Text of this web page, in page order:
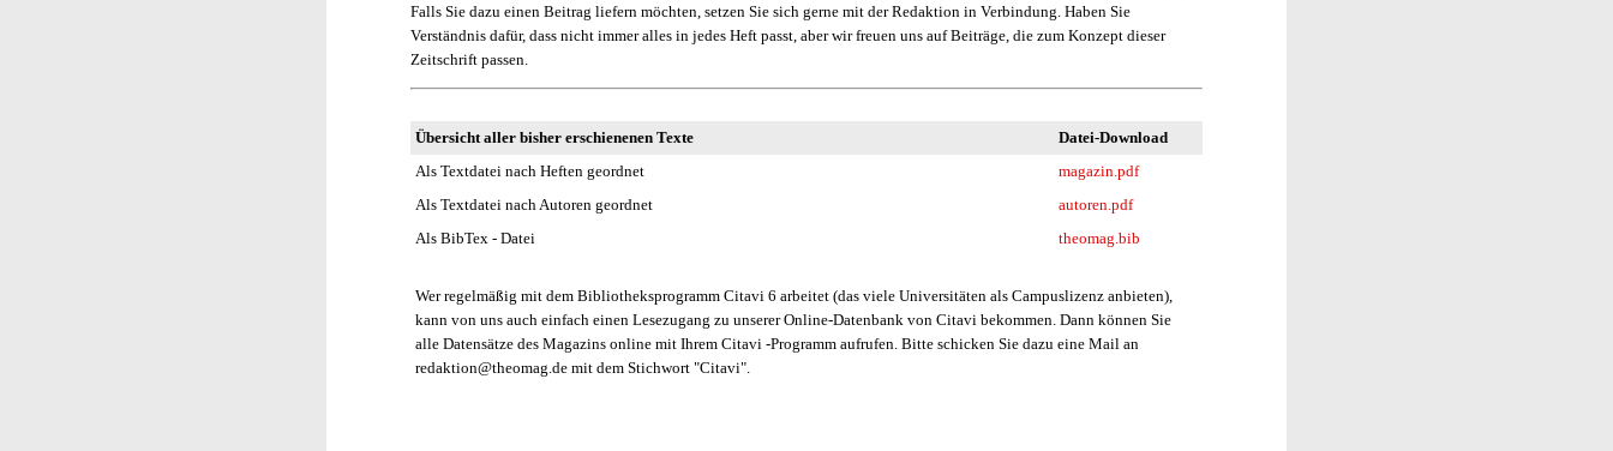
Falls Sie dazu einen Beitrag liefern möchten, setzen Sie sich gerne mit der Redaktion in Verbindung. Haben Sie
Verständnis dafür, dass nicht immer alles in jedes Heft passt, aber wir freuen uns auf Beiträge, die zum Konzept dieser
Zeitschrift passen.
Übersicht aller bisher erschienenen Texte
Datei-Download
Als Textdatei nach Heften geordnet
magazin.pdf
Als Textdatei nach Autoren geordnet
autoren.pdf
Als BibTex - Datei
theomag.bib
Wer regelmäßig mit dem Bibliotheksprogramm Citavi 6 arbeitet (das viele Universitäten als Campuslizenz anbieten),
kann von uns auch einfach einen Lesezugang zu unserer Online-Datenbank von Citavi bekommen. Dann können Sie
alle Datensätze des Magazins online mit Ihrem Citavi -Programm aufrufen. Bitte schicken Sie dazu eine Mail an
redaktion@theomag.de mit dem Stichwort "Citavi".